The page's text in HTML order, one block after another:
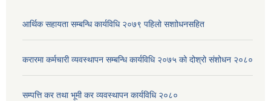
आर्थिक सहायता सम्बन्धि कार्यविधि २०७९ पहिलो स‌शाोधनसहित
करारमा कर्मचारी व्यवस्थापन सम्बन्धि कार्यविधि २०७५ को दोश्रो संशोधन २०८०
सम्पत्ति कर तथा भूमी कर व्यवस्थापन कार्यविधि २०८०